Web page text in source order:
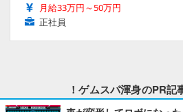
月給33万円～50万円
正社員
！ゲムスパ渾身のPR記